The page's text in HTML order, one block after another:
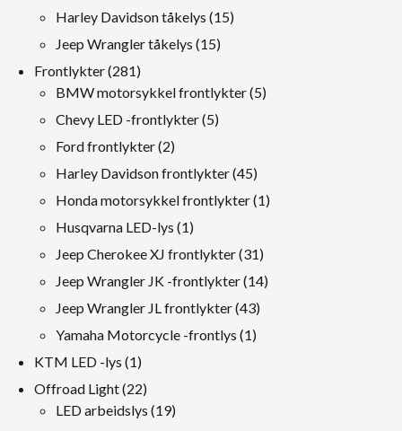
Produkter
Harley Davidson tåkelys 1515
Jeep Wrangler tåkelys 1515
Frontlykter 281281
Produkter
BMW motorsykkel frontlykter 55
Chevy LED -frontlykter 55
Ford frontlykter 22
Produkter
Harley Davidson frontlykter 4545
Produkter
Honda motorsykkel frontlykter 11
Husqvarna LED-lys 11
produkt
Jeep Cherokee XJ frontlykter 3131
Produkter
Jeep Wrangler JK -frontlykter 1414
Jeep Wrangler JL frontlykter 4343
Produkter
Yamaha Motorcycle -frontlys 11
KTM LED -lys 11
produkt
Offroad Light 2222
Produkter
LED arbeidslys 1919